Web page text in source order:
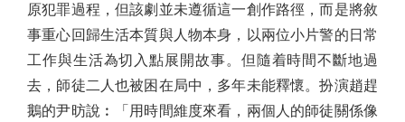
原犯罪過程，但該劇並未遵循這一創作路徑，而是將敘
事重心回歸生活本質與人物本身，以兩位小片警的日常
工作與生活為切入點展開故事。但隨着時間不斷地過
去，師徒二人也被困在局中，多年未能釋懷。扮演趙趕
鵝的尹昉說︰「用時間維度來看，兩個人的師徒關係像